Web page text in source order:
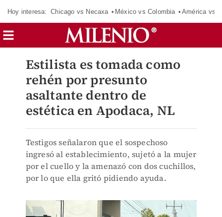
Hoy interesa: Chicago vs Necaxa México vs Colombia América vs
Estilista es tomada como
rehén por presunto
asaltante dentro de
estética en Apodaca, NL
Testigos señalaron que el sospechoso
ingresó al establecimiento, sujetó a la mujer
por el cuello y la amenazó con dos cuchillos,
por lo que ella gritó pidiendo ayuda.